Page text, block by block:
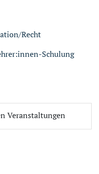
Recht
Schulung
Veranstaltungen